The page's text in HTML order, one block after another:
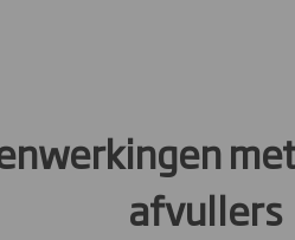
afvullers